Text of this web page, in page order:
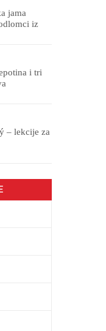
jama
iz
i tri
– lekcije za